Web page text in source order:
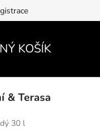
odkazy ÚKZÚZ
KOŠÍK
& Terasa
30 l